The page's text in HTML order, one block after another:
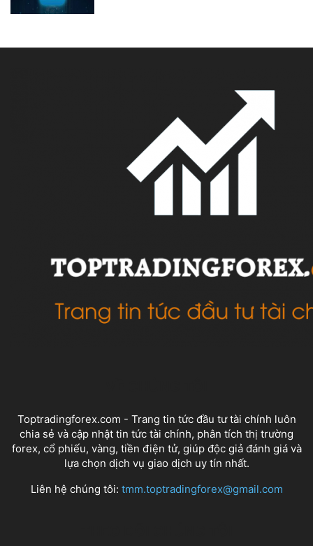
Toptradingforex.com - Trang tin tức đầu tư tài chính luôn
chia sẻ và cập nhật tin tức tài chính, phân tích thị trường
forex, cổ phiếu, vàng, tiền điện tử, giúp độc giả đánh giá và
lựa chọn dịch vụ giao dịch uy tín nhất.
Liên hệ chúng tôi: tmm.toptradingforex@gmail.com